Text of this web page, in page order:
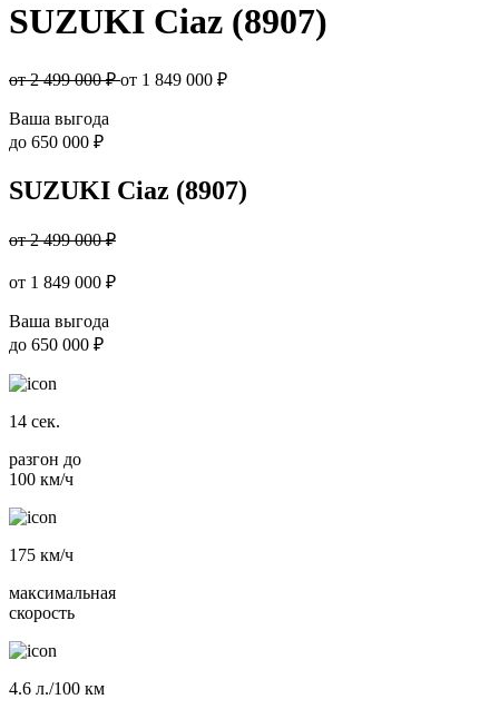
SUZUKI Ciaz (8907)
от 2 499 000 ₽от 1 849 000 ₽
Ваша выгода
до 650 000 ₽
SUZUKI Ciaz (8907)
от 2 499 000 ₽
от 1 849 000 ₽
Ваша выгода
до 650 000 ₽
14 сек.
разгон до
100 км/ч
175 км/ч
максимальная
скорость
4.6 л./100 км